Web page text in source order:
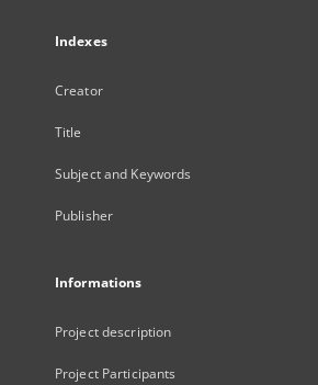
Indexes
Creator
Title
Subject and Keywords
Publisher
Informations
Project description
Project Participants